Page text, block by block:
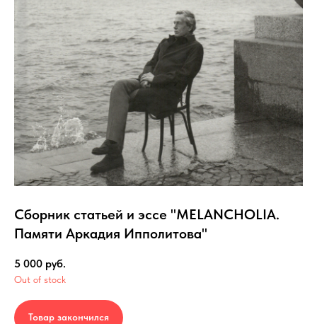
Сборник статьей и эссе "MELANCHOLIA.
Памяти Аркадия Ипполитова"
5 000 руб.
Out of stock
Товар закончился